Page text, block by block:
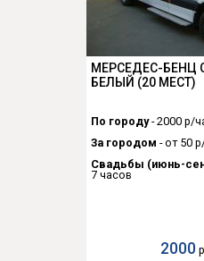
МЕРСЕДЕС-БЕНЦ
БЕЛЫЙ (20 МЕСТ)
По городу- 2000 р/
За городом - от 50
Свадьбы (июнь-
7 часов
2000